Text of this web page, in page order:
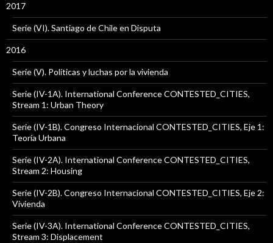
2017
Serie (VI). Santiago de Chile en Disputa
2016
Serie (V). Políticas y luchas por la vivienda
Serie (IV-1A). International Conference CONTESTED_CITIES,
Stream 1: Urban Theory
Serie (IV-1B). Congreso Internacional CONTESTED_CITIES, Eje 1:
Teoría Urbana
Serie (IV-2A). International Conference CONTESTED_CITIES,
Stream 2: Housing
Serie (IV-2B). Congreso Internacional CONTESTED_CITIES, Eje 2:
Vivienda
Serie (IV-3A). International Conference CONTESTED_CITIES,
Stream 3: Displacement